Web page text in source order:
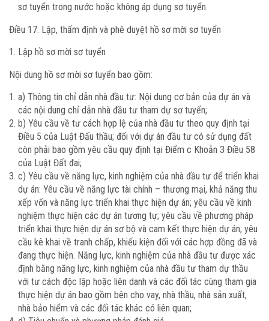
sơ tuyển trong nước hoặc không áp dụng sơ tuyển.
Điều 17. Lập, thẩm định và phê duyệt hồ sơ mời sơ tuyển
Lập hồ sơ mời sơ tuyển
Nội dung hồ sơ mời sơ tuyển bao gồm:
a) Thông tin chỉ dẫn nhà đầu tư: Nội dung cơ bản của dự án và
các nội dung chỉ dẫn nhà đầu tư tham dự sơ tuyển;
b) Yêu cầu về tư cách hợp lệ của nhà đầu tư theo quy định tại
Điều 5 của Luật Đấu thầu; đối với dự án đầu tư có sử dụng đất
còn phải bao gồm yêu cầu quy định tại Điểm c Khoản 3 Điều 58
của Luật Đất đai;
c) Yêu cầu về năng lực, kinh nghiệm của nhà đầu tư để triển khai
dự án: Yêu cầu về năng lực tài chính – thương mại, khả năng thu
xếp vốn và năng lực triển khai thực hiện dự án; yêu cầu về kinh
nghiệm thực hiện các dự án tương tự; yêu cầu về phương pháp
triển khai thực hiện dự án sơ bộ và cam kết thực hiện dự án; yêu
cầu kê khai về tranh chấp, khiếu kiện đối với các hợp đồng đã và
đang thực hiện. Năng lực, kinh nghiệm của nhà đầu tư được xác
định bằng năng lực, kinh nghiệm của nhà đầu tư tham dự thầu
với tư cách độc lập hoặc liên danh và các đối tác cùng tham gia
thực hiện dự án bao gồm bên cho vay, nhà thầu, nhà sản xuất,
nhà bảo hiểm và các đối tác khác có liên quan;